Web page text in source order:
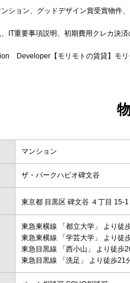
ション、グッドデザイン賞受賞物件
IT重要事項説明、初期費用クレカ決済
Developer【モリモトの賃貸】モリ
マンション
ザ・パークハビオ碑文谷
東京都 目黒区 碑文谷 ４丁目 15-1
東急東横線 「 都立大学 」 より徒
東急東横線 「 学芸大学 」 より徒
東急目黒線 「 西小山 」 より徒歩
東急目黒線 「 洗足 」 より徒歩21